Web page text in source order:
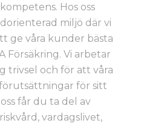
Hos oss
miljö där vi
ge våra kunder bästa
Försäkring. Vi arbetar
trivsel och för att våra
för sitt
får du ta del av
vardagslivet,